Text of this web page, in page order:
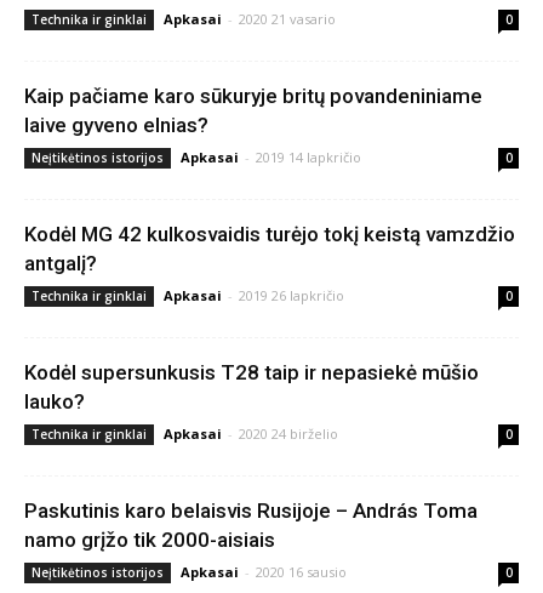
Technika ir ginklai Apkasai - 2020 21 vasario 0
Kaip pačiame karo sūkuryje britų povandeniniame
laive gyveno elnias?
Neįtikėtinos istorijos Apkasai - 2019 14 lapkričio 0
Kodėl MG 42 kulkosvaidis turėjo tokį keistą vamzdžio
antgalį?
Technika ir ginklai Apkasai - 2019 26 lapkričio 0
Kodėl supersunkusis T28 taip ir nepasiekė mūšio
lauko?
Technika ir ginklai Apkasai - 2020 24 birželio 0
Paskutinis karo belaisvis Rusijoje – András Toma
namo grįžo tik 2000-aisiais
Neįtikėtinos istorijos Apkasai - 2020 16 sausio 0